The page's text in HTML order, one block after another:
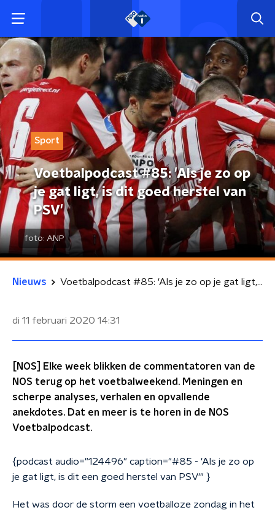
Sport
Voetbalpodcast #85: 'Als je zo op
je gat ligt, is dit goed herstel van
PSV'
foto: ANP
Nieuws Voetbalpodcast #85: 'Als je zo op je gat ligt, is dit goed herstel van PSV'
di 11 februari 2020 14:31
[NOS] Elke week blikken de commentatoren van de
NOS terug op het voetbalweekend. Meningen en
scherpe analyses, verhalen en opvallende
anekdotes. Dat en meer is te horen in de NOS
Voetbalpodcast.
{podcast audio="124496" caption="#85 - 'Als je zo op
je gat ligt, is dit een goed herstel van PSV'" }
Het was door de storm een voetballoze zondag in het